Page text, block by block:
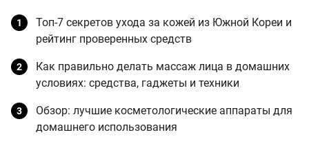
Топ-7 секретов ухода за кожей из Южной Кореи и
рейтинг проверенных средств
Как правильно делать массаж лица в домашних
условиях: средства, гаджеты и техники
Обзор: лучшие косметологические аппараты для
домашнего использования